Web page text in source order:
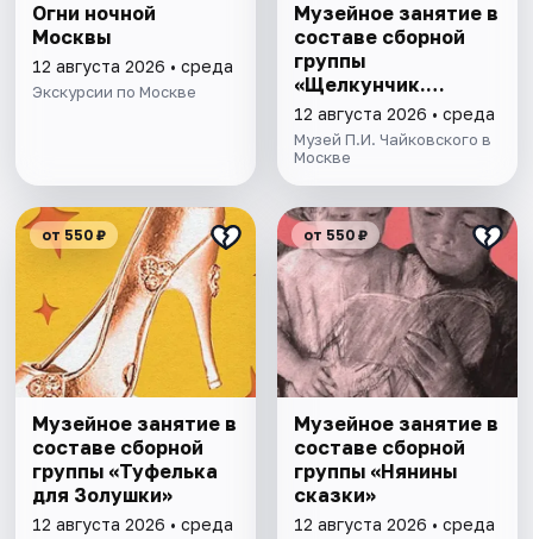
Огни ночной
Москвы
12 августа 2026 • среда
Экскурсии по Москве
Музейное занятие в
составе сборной
группы
«Щелкунчик.
Загадки Мышиного
кoроля»
12 августа 2026 • среда
Музей П.И. Чайковского в
Москве
от 550 ₽
Музейное занятие в
составе сборной
группы «Туфелька
для Золушки»
12 августа 2026 • среда
от 550 ₽
Музейное занятие в
составе сборной
группы «Нянины
cкaзки»
12 августа 2026 • среда